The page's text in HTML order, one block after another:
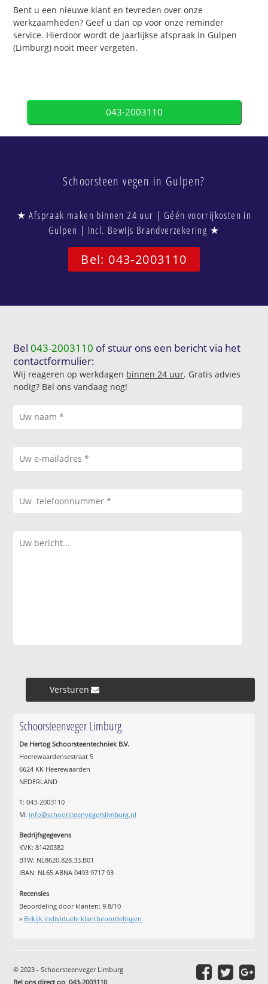
Bent u een nieuwe klant en tevreden over onze
werkzaamheden? Geef u dan op voor onze reminder
service. Hierdoor wordt de jaarlijkse afspraak in Gulpen
(Limburg) nooit meer vergeten.
043-2003110
Schoorsteen vegen in Gulpen?
★ Afspraak maken binnen 24 uur | Géén voorrijkosten in
Gulpen | Incl. Bewijs Brandverzekering ★
Bel: 043-2003110
Bel043-2003110 of stuur ons een bericht via het
contactformulier:
Wij reageren op werkdagen binnen 24 uur. Gratis advies
nodig? Bel ons vandaag nog!
Versturen »
Schoorsteenveger Limburg
De Hertog Schoorsteentechniek B.V.
Heerewaardensestraat 5
6624 KK Heerewaarden
NEDERLAND
T: 043-2003110
M: info@schoorsteenvegerslimburg.nl
Bedrijfsgegevens
KVK: 81420382
BTW: NL8620.828.33.B01
IBAN: NL65 ABNA 0493 9717 93
Recensies
Beoordeling door klanten:9.8/10
» Bekijk individuele klantbeoordelingen
© 2023 - Schoorsteenveger Limburg
Bel ons direct op:043-2003110